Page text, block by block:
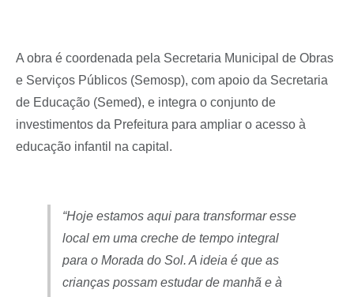
A obra é coordenada pela Secretaria Municipal de Obras
e Serviços Públicos (Semosp), com apoio da Secretaria
de Educação (Semed), e integra o conjunto de
investimentos da Prefeitura para ampliar o acesso à
educação infantil na capital.
“Hoje estamos aqui para transformar esse
local em uma creche de tempo integral
para o Morada do Sol. A ideia é que as
crianças possam estudar de manhã e à